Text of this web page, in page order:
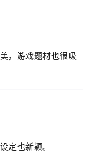
，游戏题材也很吸
定也新颖。